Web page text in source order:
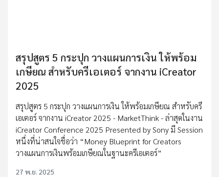
สรุปสูตร 5 กระปุก วางแผนการเงิน ให้พร้อม
เกษียณ สำหรับครีเอเตอร์ จากงาน iCreator
2025
สรุปสูตร 5 กระปุก วางแผนการเงิน ให้พร้อมเกษียณ สำหรับครี
เอเตอร์ จากงาน iCreator 2025 - MarketThink - ล่าสุดในงาน
iCreator Conference 2025 Presented by Sony มี Session
หนึ่งที่น่าสนใจชื่อว่า “Money Blueprint for Creators
วางแผนการเงินพร้อมเกษียณในฐานะครีเอเตอร์”
27 พ.ย. 2025